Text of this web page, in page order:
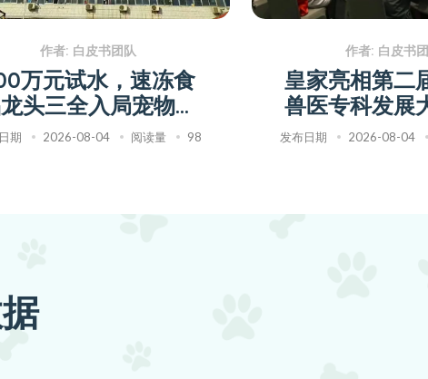
作者: 白皮书团队
万元试水，速冻食
头三全入局宠物赛
道
期 2026-08-04 阅读量 98
作者: 白皮书
皇家亮相第二
兽医专科发展
三大举措推动
发布日期 2026-08-04